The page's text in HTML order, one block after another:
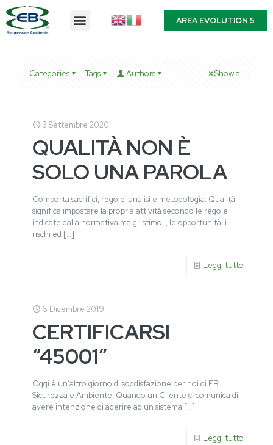
AREA EVOLUTION 5
Categories Tags Authors Show all
3 Settembre 2020
QUALITÀ NON È
SOLO UNA PAROLA
Comporta sacrifici, regole, analisi e metodologia. Qualità
significa impostare la propria attività secondo le regole
indicate dalla normativa ma gli stimoli, le opportunità, i
rischi ed […]
Leggi tutto
6 Dicembre 2019
CERTIFICARSI
“45001”
Oggi è un’altro giorno di soddisfazione per noi di EB
Sicurezza e Ambiente. Quando un Cliente ci comunica di
avere intenzione di aderire ad un sistema […]
Leggi tutto